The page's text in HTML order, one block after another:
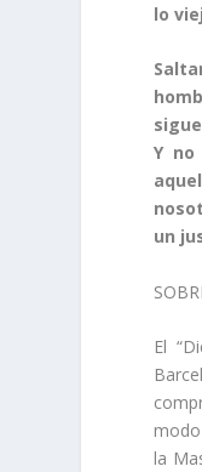
lo
Y
un
El
la